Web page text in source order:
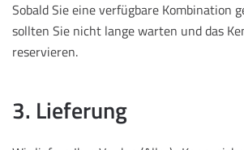
Sobald Sie eine verfügbare Kombination
sollten Sie nicht lange warten und das
reservieren.
3. Lieferung